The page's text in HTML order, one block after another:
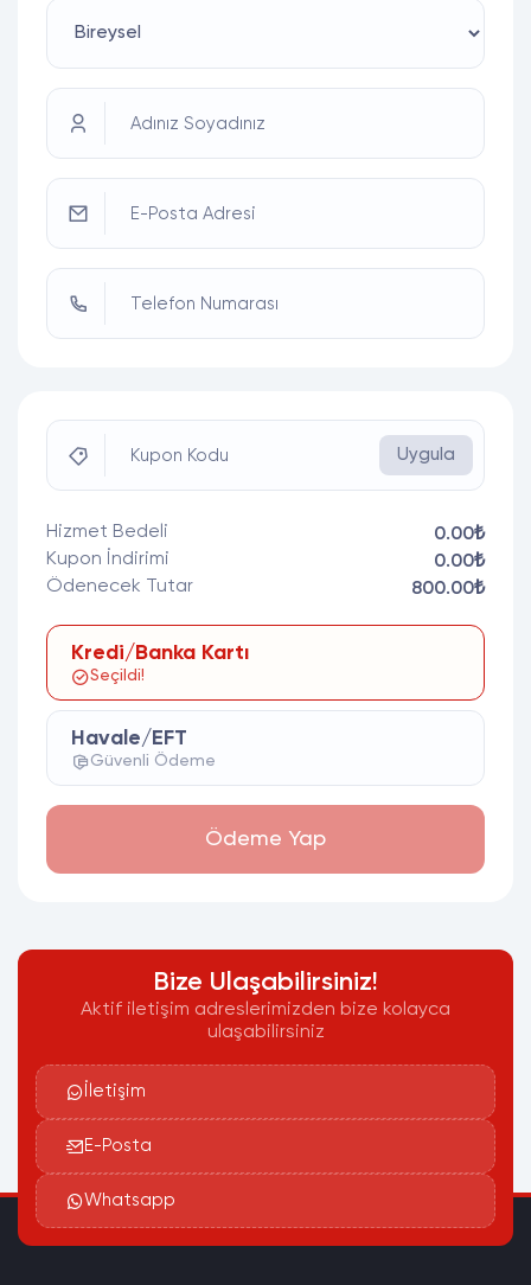
Adınız Soyadınız
E-Posta Adresi
Telefon Numarası
Kupon Kodu Uygula
Hizmet Bedeli
0.00₺
Kupon İndirimi
0.00₺
Ödenecek Tutar
800.00₺
Kredi/Banka Kartı
Seçildi!
Havale/EFT
Güvenli Ödeme
Ödeme Yap
Bize Ulaşabilirsiniz!
Aktif iletişim adreslerimizden bize kolayca
ulaşabilirsiniz
İletişim
E-Posta
Whatsapp